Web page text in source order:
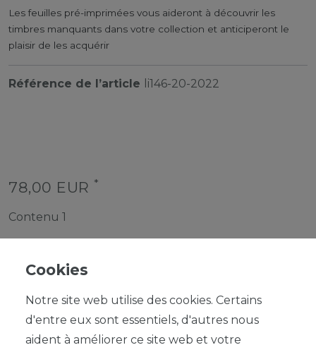
Les feuilles pré-imprimées vous aideront à découvrir les
timbres manquants dans votre collection et anticiperont le
plaisir de les acquérir
Référence de l’article li146-20-2022
78,00 EUR *
Contenu 1
Cookies
Notre site web utilise des cookies. Certains
d'entre eux sont essentiels, d'autres nous
aident à améliorer ce site web et votre